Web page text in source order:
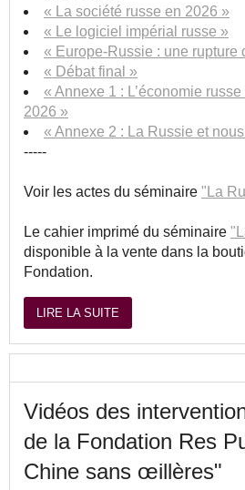
« La société russe en 2026 »
« Le logiciel impérial russe »
« Europe-Russie : une rupture
« Débat final »
« Annexe 1 : L’économie
2026 »
« Annexe 2 : La Russie et
-----
Voir les actes du séminaire "La
Le cahier imprimé du séminaire
disponible à la vente dans la
Fondation.
LIRE LA SUITE
Vidéos des
de la Fondation Res
Chine sans œillères"